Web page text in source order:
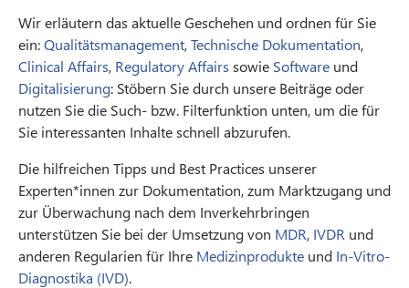
Wir erläutern das aktuelle Geschehen und ordnen für Sie
ein:Qualitätsmanagement,Technische Dokumentation,
Clinical Affairs, Regulatory Affairs sowie Software und
Digitalisierung: Stöbern Sie durch unsere Beiträge oder
nutzen Sie die Such- bzw. Filterfunktion unten, um die für
Sie interessanten Inhalte schnell abzurufen.
Die hilfreichen Tipps und Best Practices unserer
Experten*innen zur Dokumentation, zum Marktzugang und
zur Überwachung nach dem Inverkehrbringen
unterstützen Sie bei der Umsetzung von MDR, IVDR und
anderen Regularien für Ihre Medizinprodukte und In-Vitro-
Diagnostika (IVD).